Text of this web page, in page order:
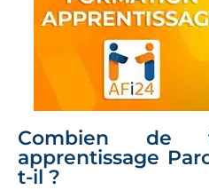
Combien de
apprentissage
t-il ?